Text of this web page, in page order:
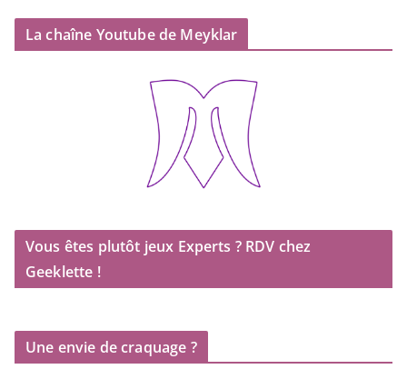
La chaîne Youtube de Meyklar
Vous êtes plutôt jeux Experts ? RDV chez
Geeklette !
Une envie de craquage ?